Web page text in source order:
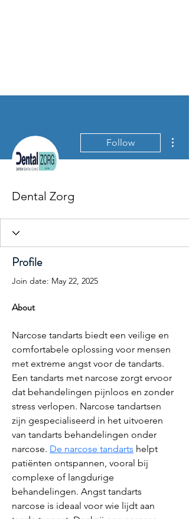
Follow
Dental Zorg
Profile
Join date: May 22, 2025
About
Narcose tandarts biedt een veilige en
comfortabele oplossing voor mensen
met extreme angst voor de tandarts.
Een tandarts met narcose zorgt ervoor
dat behandelingen pijnloos en zonder
stress verlopen. Narcose tandartsen
zijn gespecialiseerd in het uitvoeren
van tandarts behandelingen onder
narcose. De narcose tandarts helpt
patiënten ontspannen, vooral bij
complexe of langdurige
behandelingen. Angst tandarts
narcose is ideaal voor wie lijdt aan